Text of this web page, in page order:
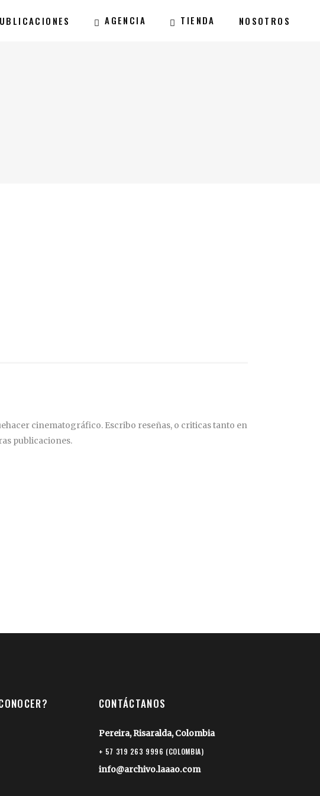
AGENCIA TIENDA NOSOTROS
cinematográfico. Escribo reseñas, o criticas tanto en
publicaciones.
CONTÁCTANOS
Pereira, Risaralda, Colombia
+ 57 319 263 9996 (COLOMBIA)
info@archivo.laaao.com